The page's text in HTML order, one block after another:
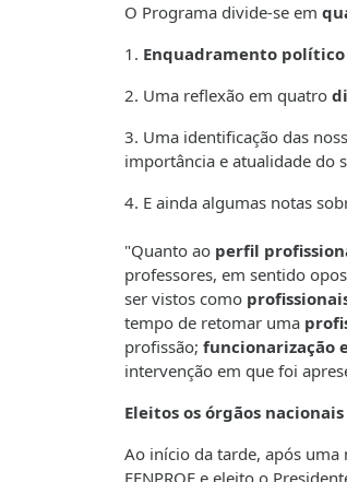
O Programa divide-se em
1. Enquadramento político
2. Uma reflexão em quatro
3. Uma identificação das
importância e atualidade do
4. E ainda algumas notas
"Quanto ao perfil
professores, em sentido
ser vistos como
tempo de retomar uma
profissão; funcionarização
intervenção em que foi
Eleitos os órgãos nacionais
Ao início da tarde, após uma